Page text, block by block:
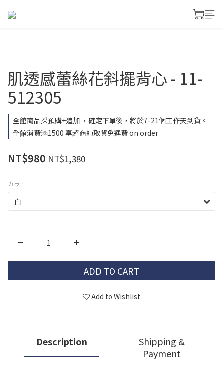
肌透感蕾絲花斜擺背心 - 11-
512305
全館商品採預購+追加 ，確定下單後，將於7-21個工作天到貨。
全館消費滿1500 享超商純取貨免運費 on order
NT$980 NT$1,380
カラー
ADD TO CART
Add to Wishlist
Description
Shipping &
Payment